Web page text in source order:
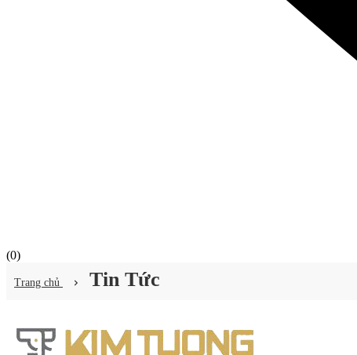
(0)
Trang chủ Tin Tức